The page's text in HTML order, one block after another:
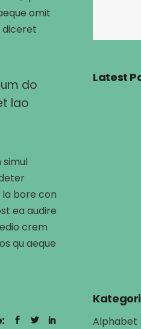
omit
diceret
do
lao
la bore con
ea audire
crem
qu aeque
Latest
Alphabet